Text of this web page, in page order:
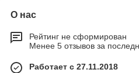
О нас
Рейтинг не сформирован
Менее 5 отзывов за
Работает с 27.11.2018